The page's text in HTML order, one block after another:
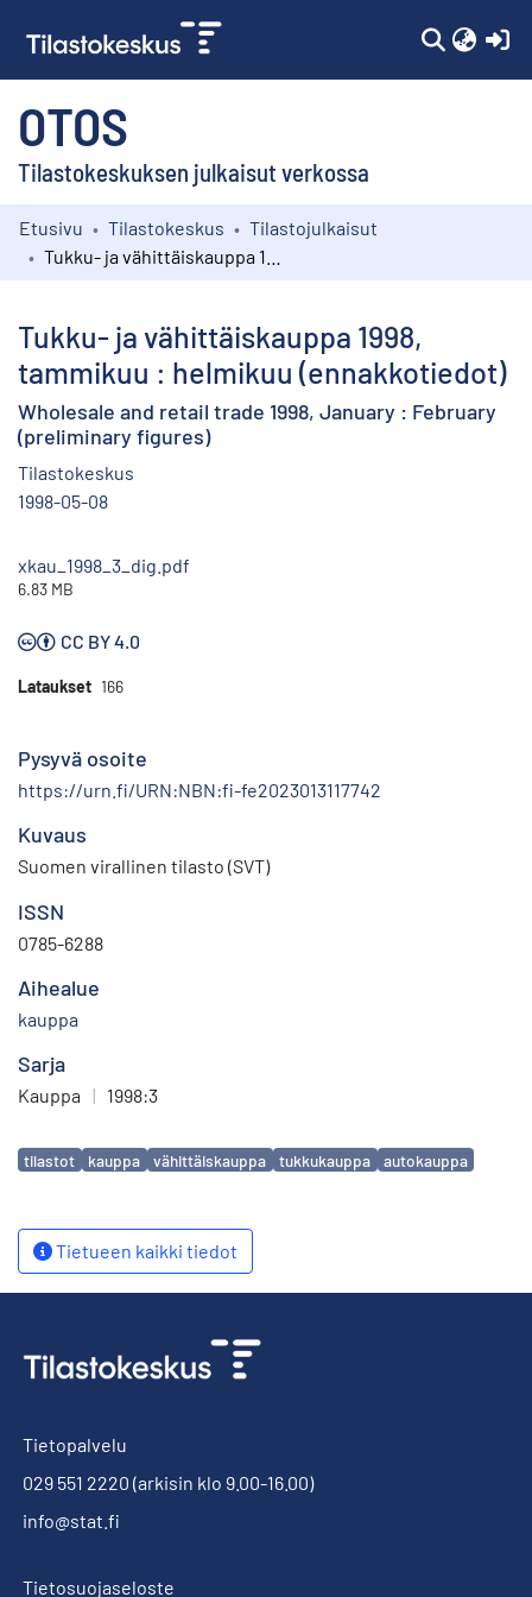
OTOS
Tilastokeskuksen julkaisut verkossa
Kokoelmat
Etusivu Tilastokeskus
Tilastojulkaisut
Tukku- ja vähittäiskauppa 1998,
tammikuu : helmikuu (ennakkotiedot)
Wholesale and retail trade 1998, January : February
(preliminary figures)
Tilastokeskus
1998-05-08
xkau_1998_3_dig.pdf
6.83 MB
CC BY 4.0
Lataukset 166
Pysyvä osoite
https://urn.fi/URN:NBN:fi-fe2023013117742
Kuvaus
Suomen virallinen tilasto (SVT)
ISSN
0785-6288
Aihealue
kauppa
Sarja
Kauppa | 1998:3
Avainsanat
tilastot kauppa vähittäiskauppa tukkukauppa autokauppa
Tietueen kaikki tiedot
Tietopalvelu
029 551 2220 (arkisin klo 9.00-16.00)
info@stat.fi
Tietosuojaseloste